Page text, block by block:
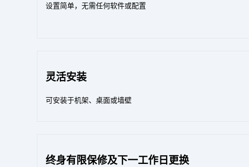
设置简单，无需任何软件或配置
灵活安装
可安装于机架、桌面或墙壁
终身有限保修及下一工作日更换